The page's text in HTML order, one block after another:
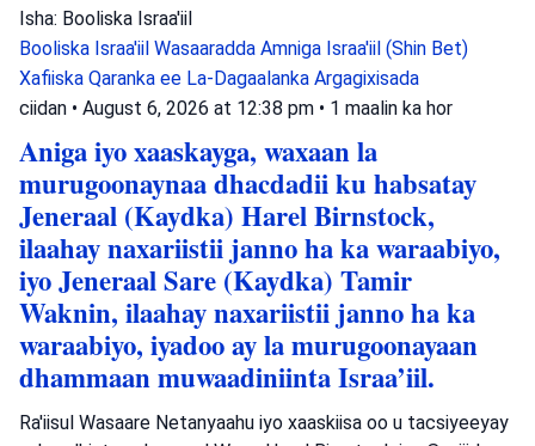
Isha: Booliska Israa'iil
Booliska Israa'iil Wasaaradda Amniga Israa'iil (Shin Bet)
Xafiiska Qaranka ee La-Dagaalanka Argagixisada
ciidan • August 6, 2026 at 12:38 pm • 1 maalin ka hor
Aniga iyo xaaskayga, waxaan la
murugoonaynaa dhacdadii ku habsatay
Jeneraal (Kaydka) Harel Birnstock,
ilaahay naxariistii janno ha ka waraabiyo,
iyo Jeneraal Sare (Kaydka) Tamir
Waknin, ilaahay naxariistii janno ha ka
waraabiyo, iyadoo ay la murugoonayaan
dhammaan muwaadiniinta Israa’iil.
Ra'iisul Wasaare Netanyaahu iyo xaaskiisa oo u tacsiyeeyay